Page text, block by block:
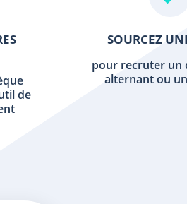
de
SOURCEZ
pour recruter un
alternant ou